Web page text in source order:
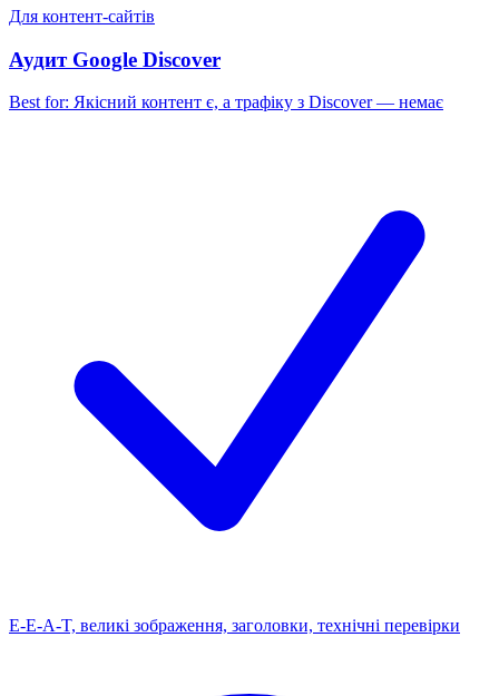
Для контент-сайтів
Аудит Google Discover
Best for: Якісний контент є, а трафіку з Discover — немає
E-E-A-T, великі зображення, заголовки, технічні перевірки